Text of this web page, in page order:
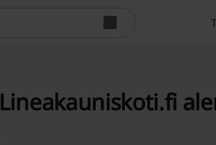
Lineakauniskoti.fi